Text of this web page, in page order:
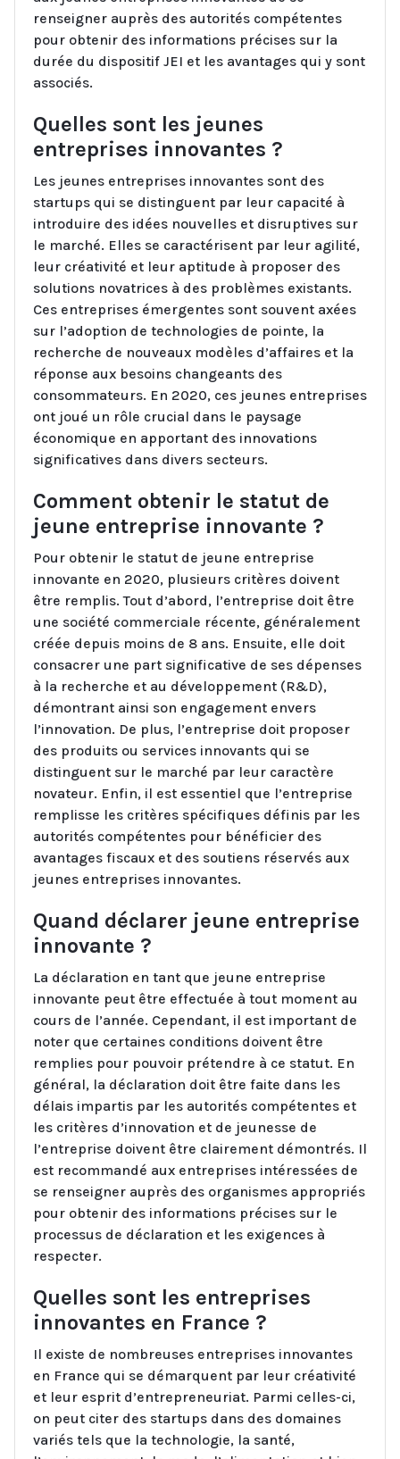
renseigner auprès des autorités compétentes
pour obtenir des informations précises sur la
durée du dispositif JEI et les avantages qui y sont
associés.
Quelles sont les jeunes
entreprises innovantes ?
Les jeunes entreprises innovantes sont des
startups qui se distinguent par leur capacité à
introduire des idées nouvelles et disruptives sur
le marché. Elles se caractérisent par leur agilité,
leur créativité et leur aptitude à proposer des
solutions novatrices à des problèmes existants.
Ces entreprises émergentes sont souvent axées
sur l’adoption de technologies de pointe, la
recherche de nouveaux modèles d’affaires et la
réponse aux besoins changeants des
consommateurs. En 2020, ces jeunes entreprises
ont joué un rôle crucial dans le paysage
économique en apportant des innovations
significatives dans divers secteurs.
Comment obtenir le statut de
jeune entreprise innovante ?
Pour obtenir le statut de jeune entreprise
innovante en 2020, plusieurs critères doivent
être remplis. Tout d’abord, l’entreprise doit être
une société commerciale récente, généralement
créée depuis moins de 8 ans. Ensuite, elle doit
consacrer une part significative de ses dépenses
à la recherche et au développement (R&D),
démontrant ainsi son engagement envers
l’innovation. De plus, l’entreprise doit proposer
des produits ou services innovants qui se
distinguent sur le marché par leur caractère
novateur. Enfin, il est essentiel que l’entreprise
remplisse les critères spécifiques définis par les
autorités compétentes pour bénéficier des
avantages fiscaux et des soutiens réservés aux
jeunes entreprises innovantes.
Quand déclarer jeune entreprise
innovante ?
La déclaration en tant que jeune entreprise
innovante peut être effectuée à tout moment au
cours de l’année. Cependant, il est important de
noter que certaines conditions doivent être
remplies pour pouvoir prétendre à ce statut. En
général, la déclaration doit être faite dans les
délais impartis par les autorités compétentes et
les critères d’innovation et de jeunesse de
l’entreprise doivent être clairement démontrés. Il
est recommandé aux entreprises intéressées de
se renseigner auprès des organismes appropriés
pour obtenir des informations précises sur le
processus de déclaration et les exigences à
respecter.
Quelles sont les entreprises
innovantes en France ?
Il existe de nombreuses entreprises innovantes
en France qui se démarquent par leur créativité
et leur esprit d’entrepreneuriat. Parmi celles-ci,
on peut citer des startups dans des domaines
variés tels que la technologie, la santé,